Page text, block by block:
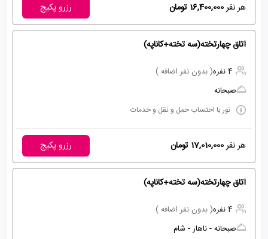
هر نفر16,400,000 تومان رزرو پکیج
اتاق چهارتخته(سه تخته+کاناپه)
4 نفره
( بدون نفر اضافه )
صبحانه
تور با احتساب حمل و نقل و خدمات
هر نفر17,010,000 تومان رزرو پکیج
اتاق چهارتخته(سه تخته+کاناپه)
4 نفره
( بدون نفر اضافه )
صبحانه - ناهار - شام